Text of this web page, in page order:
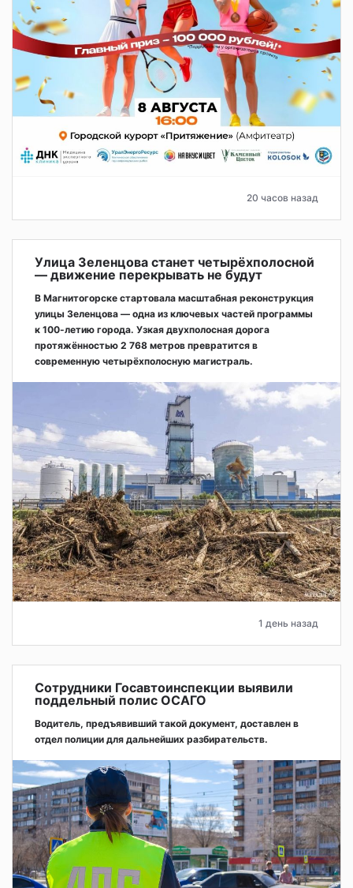
20 часов назад
Улица Зеленцова станет четырёхполосной
— движение перекрывать не будут
В Магнитогорске стартовала масштабная реконструкция
улицы Зеленцова — одна из ключевых частей программы
к 100-летию города. Узкая двухполосная дорога
протяжённостью 2 768 метров превратится в
современную четырёхполосную магистраль.
1 день назад
Сотрудники Госавтоинспекции выявили
поддельный полис ОСАГО
Водитель, предъявивший такой документ, доставлен в
отдел полиции для дальнейших разбирательств.